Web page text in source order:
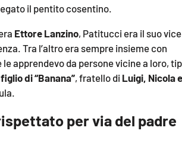
il pentito cosentino.
Ettore Lanzino, Patitucci era il suo vice
Tra l’altro era sempre insieme con
apprendevo da persone vicine a loro,
di “Banana”, fratello di Luigi, Nicola e
per via del padre